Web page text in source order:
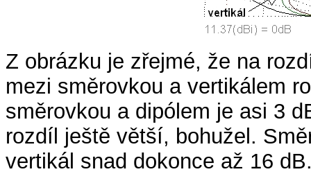
Z obrázku je zřejmé, že na
mezi směrovkou a vertikálem
směrovkou a dipólem je asi 3
rozdíl ještě větší, bohužel.
vertikál snad dokonce až 16